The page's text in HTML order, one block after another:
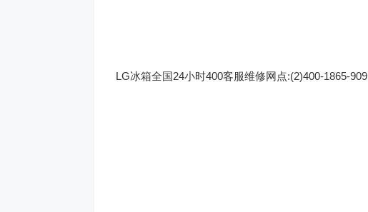
LG冰箱全国24小时400客服维修网点:(2)400-1865-909